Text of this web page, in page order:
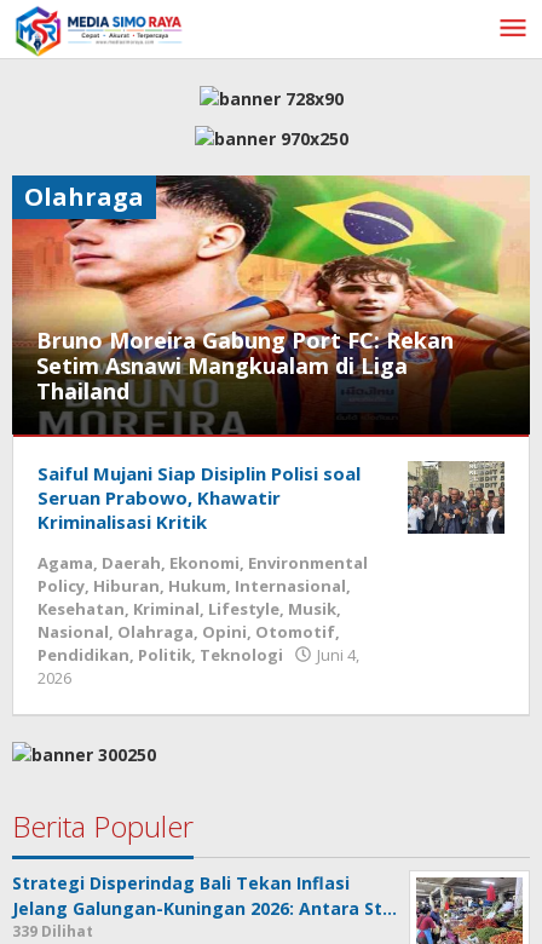
Lewati
ke
konten
Bruno Moreira Gabung Port FC: Rekan
Setim Asnawi Mangkualam di Liga
Thailand
oleh
admin
Olahraga
Saiful Mujani Siap Disiplin Polisi soal
Seruan Prabowo, Khawatir
Kriminalisasi Kritik
Agama Daerah Ekonomi Environmental
Policy Hiburan Hukum Internasional
Kesehatan Kriminal Lifestyle Musik
Nasional Olahraga Opini Otomotif
Pendidikan Politik Teknologi
Juni 4,
2026
Berita Populer
Strategi Disperindag Bali Tekan Inflasi
Jelang Galungan-Kuningan 2026: Antara St…
339 Dilihat